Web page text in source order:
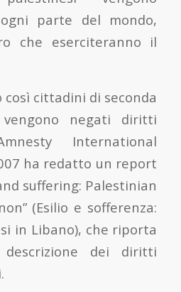
parte del mondo,
che eserciteranno il
cittadini di seconda
negati diritti
International
ha redatto un report
suffering: Palestinian
(Esilio e sofferenza:
in Libano), che riporta
dei diritti